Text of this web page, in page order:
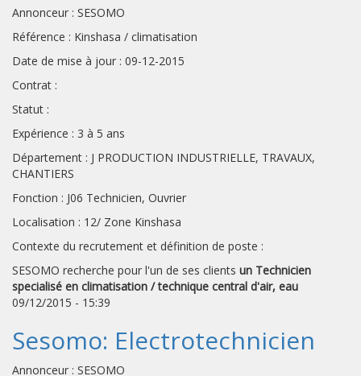
Annonceur : SESOMO
Référence : Kinshasa / climatisation
Date de mise à jour : 09-12-2015
Contrat :
Statut :
Expérience : 3 à 5 ans
Département : J PRODUCTION INDUSTRIELLE, TRAVAUX,
CHANTIERS
Fonction : J06 Technicien, Ouvrier
Localisation : 12/ Zone Kinshasa
Contexte du recrutement et définition de poste :
SESOMO recherche pour l'un de ses clients un Technicien
specialisé en climatisation / technique central d'air, eau
09/12/2015 - 15:39
Sesomo: Electrotechnicien
Annonceur : SESOMO